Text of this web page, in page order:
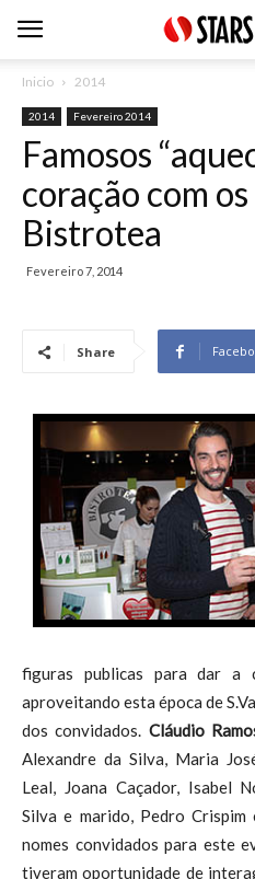
Inicio 2014
2014 Fevereiro 2014
Famosos
coração com
Bistrotea
Fevereiro 7, 2014
Share
figuras publicas para dar a
aproveitando esta época de
dos convidados. Cláudio
Alexandre da Silva, Maria
Leal, Joana Caçador, Isabel
Silva e marido, Pedro
nomes convidados para este
tiveram oportunidade de